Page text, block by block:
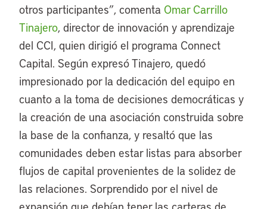
otros participantes”, comenta Omar Carrillo
Tinajero, director de innovación y aprendizaje
del CCI, quien dirigió el programa Connect
Capital. Según expresó Tinajero, quedó
impresionado por la dedicación del equipo en
cuanto a la toma de decisiones democráticas y
la creación de una asociación construida sobre
la base de la confianza, y resaltó que las
comunidades deben estar listas para absorber
flujos de capital provenientes de la solidez de
las relaciones. Sorprendido por el nivel de
expansión que debían tener las carteras de